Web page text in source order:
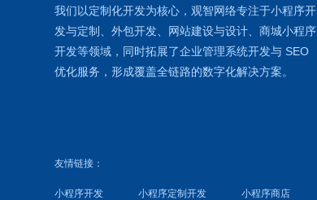
我们以定制化开发为核心，观智网络专注于小程序开
发与定制、外包开发、 网站建设与设计、商城小程序
开发等领域，同时拓展了企业管理系统开发与 SEO
优化服务，形成覆盖全链路的数字化解决方案。
友情链接：
小程序开发 小程序定制开发 小程序商店